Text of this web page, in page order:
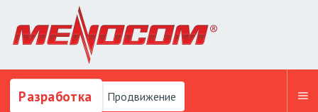
Разработка Продвижение